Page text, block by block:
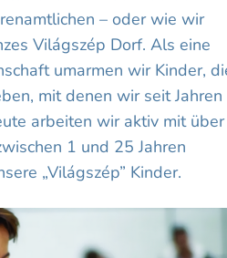
– oder wie wir
Világszép Dorf. Als eine
umarmen wir Kinder,
mit denen wir seit Jahren
arbeiten wir aktiv mit über
1 und 25 Jahren
„Világszép” Kinder.